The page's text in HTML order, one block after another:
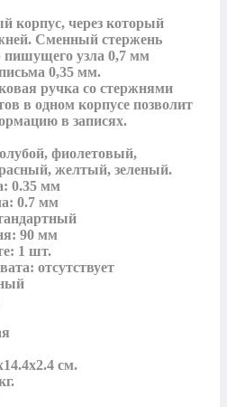
корпус, через который
Сменный стержень
узла 0,7 мм
0,35 мм.
ручка со стержнями
в одном корпусе позволит
в записях.
фиолетовый,
желтый, зеленый.
0.35 мм
0.7 мм
90 мм
1 шт.
отсутствует
см.